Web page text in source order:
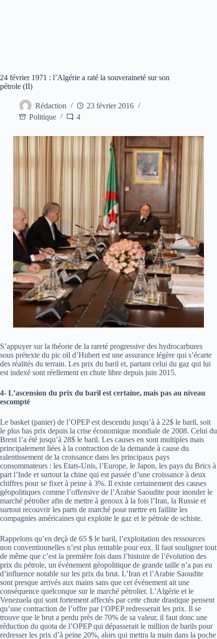
24 février 1971 : l’Algérie a raté la souveraineté sur son
pétrole (II)
Rédaction
23 février 2016
Politique
4
S’appuyer sur la théorie de la rareté progressive des hydrocarbures
sous prétexte du pic oïl d’Hubert est une assurance légère qui s’écarte
des réalités du terrain. Les prix du baril et, partant celui du gaz qui lui
est indexé sont réellement en chute libre depuis juin 2015.
4- L’ascension du prix du baril est certaine, mais pas au niveau
escompté
Le basket (panier) de l’OPEP est descendu jusqu’à à 22$ le baril, soit
le plus bas prix depuis la crise économique mondiale de 2008. Celui du
Brent l’a été jusqu’à 28$ le baril. Les causes en sont multiples mais
principalement liées à la contraction de la demande à cause du
ralentissement de la croissance dans les principaux pays
consommateurs : les Etats-Unis, l’Europe, le Japon, les pays du Brics à
part l’Inde et surtout la chine qui est passée d’une croissance à deux
chiffres pour se fixer à peine à 3%. Il existe certainement des causes
géopolitiques comme l’offensive de l’Arabie Saoudite pour inonder le
marché pétrolier afin de mettre à genoux à la fois l’Iran, la Russie et
surtout recouvrir les parts de marché pour mettre en faillite les
compagnies américaines qui exploite le gaz et le pétrole de schiste.
Rappelons qu’en deçà de 65 $ le baril, l’exploitation des ressources
non conventionnelles n’est plus rentable pour eux. Il faut souligner tout
de même que c’est la première fois dans l’histoire de l’évolution des
prix du pétrole, un événement géopolitique de grande taille n’a pas eu
d’influence notable sur les prix du brut. L’Iran et l’Arabie Saoudite
sont presque arrivés aux mains sans que cet événement ait une
conséquence quelconque sur le marché pétrolier. L’Algérie et le
Venezuela qui sont fortement affectés par cette chute drastique pensent
qu’une contraction de l’offre par l’OPEP redresserait les prix. Il se
trouve que le brut a perdu près de 70% de sa valeur, il faut donc une
réduction du quota de l’OPEP qui dépasserait le million de barils pour
redresser les prix d’à peine 20%, alors qui mettra la main dans la poche